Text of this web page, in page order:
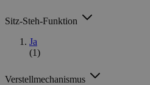
Sitz-Steh-Funktion
Ja
(1)
Verstellmechanismus